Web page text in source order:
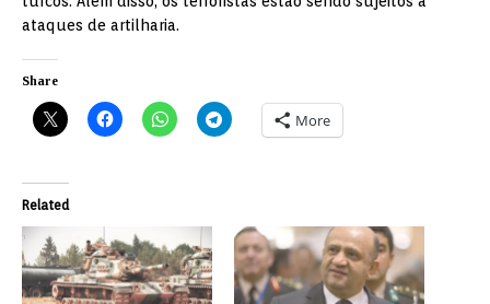
ataques de artilharia.
Share
More
Related